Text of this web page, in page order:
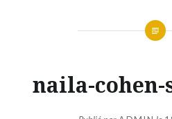
naila-